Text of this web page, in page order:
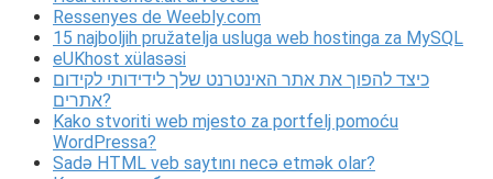
Ressenyes de Weebly.com
15 najboljih pružatelja usluga web hostinga za MySQL
eUKhost xülasəsi
כיצד להפוך את אתר האינטרנט שלך לידידותי לקידום
אתרים?
Kako stvoriti web mjesto za portfelj pomoću
WordPressa?
Sadə HTML veb saytını necə etmək olar?